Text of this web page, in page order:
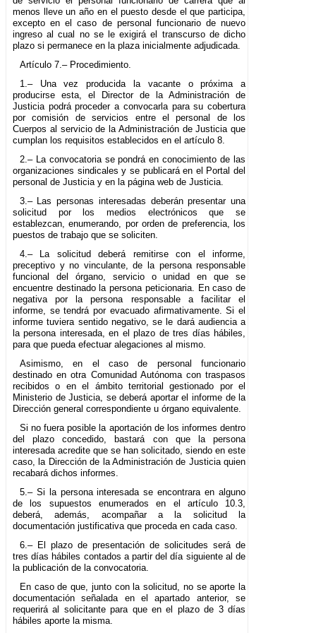
menos lleve un año en el puesto desde el que participa,
excepto en el caso de personal funcionario de nuevo
ingreso al cual no se le exigirá el transcurso de dicho
plazo si permanece en la plaza inicialmente adjudicada.
Artículo 7.– Procedimiento.
1.– Una vez producida la vacante o próxima a
producirse esta, el Director de la Administración de
Justicia podrá proceder a convocarla para su cobertura
por comisión de servicios entre el personal de los
Cuerpos al servicio de la Administración de Justicia que
cumplan los requisitos establecidos en el artículo 8.
2.– La convocatoria se pondrá en conocimiento de las
organizaciones sindicales y se publicará en el Portal del
personal de Justicia y en la página web de Justicia.
3.– Las personas interesadas deberán presentar una
solicitud por los medios electrónicos que se
establezcan, enumerando, por orden de preferencia, los
puestos de trabajo que se soliciten.
4.– La solicitud deberá remitirse con el informe,
preceptivo y no vinculante, de la persona responsable
funcional del órgano, servicio o unidad en que se
encuentre destinado la persona peticionaria. En caso de
negativa por la persona responsable a facilitar el
informe, se tendrá por evacuado afirmativamente. Si el
informe tuviera sentido negativo, se le dará audiencia a
la persona interesada, en el plazo de tres días hábiles,
para que pueda efectuar alegaciones al mismo.
Asimismo, en el caso de personal funcionario
destinado en otra Comunidad Autónoma con traspasos
recibidos o en el ámbito territorial gestionado por el
Ministerio de Justicia, se deberá aportar el informe de la
Dirección general correspondiente u órgano equivalente.
Si no fuera posible la aportación de los informes dentro
del plazo concedido, bastará con que la persona
interesada acredite que se han solicitado, siendo en este
caso, la Dirección de la Administración de Justicia quien
recabará dichos informes.
5.– Si la persona interesada se encontrara en alguno
de los supuestos enumerados en el artículo 10.3,
deberá, además, acompañar a la solicitud la
documentación justificativa que proceda en cada caso.
6.– El plazo de presentación de solicitudes será de
tres días hábiles contados a partir del día siguiente al de
la publicación de la convocatoria.
En caso de que, junto con la solicitud, no se aporte la
documentación señalada en el apartado anterior, se
requerirá al solicitante para que en el plazo de 3 días
hábiles aporte la misma.